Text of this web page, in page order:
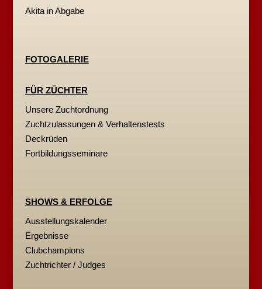
Akita in Abgabe
FOTOGALERIE
FÜR ZÜCHTER
Unsere Zuchtordnung
Zuchtzulassungen & Verhaltenstests
Deckrüden
Fortbildungsseminare
SHOWS & ERFOLGE
Ausstellungskalender
Ergebnisse
Clubchampions
Zuchtrichter / Judges